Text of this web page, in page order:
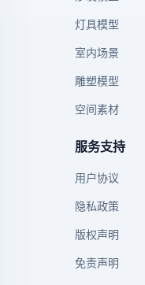
灯具模型
室内场景
雕塑模型
空间素材
服务支持
用户协议
隐私政策
版权声明
免责声明